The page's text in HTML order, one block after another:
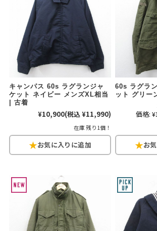
90年代
60年代 50年代
すべての年代を見る
週刊ラッシュアウト新聞
古着コラム
メディア・イベント情報
Youtube 古着屋Rush Out チャンネル
キャンパス 60s ラグランジャ
ケット ネイビー メンズXL相当
| 古着
¥10,900(税込 ¥11,990)
在庫 残り1個！
60s ラグラ
ット グリー
価格: